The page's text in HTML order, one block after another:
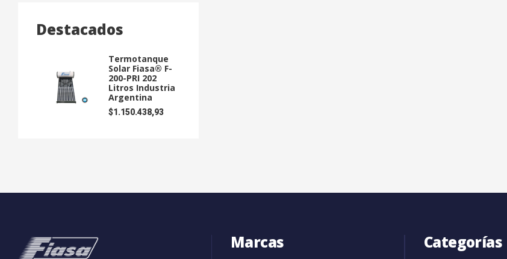
Destacados
Termotanque
Solar Fiasa® F-
200-PRI 202
Litros Industria
Argentina
$1.150.438,93
Marcas Categorías